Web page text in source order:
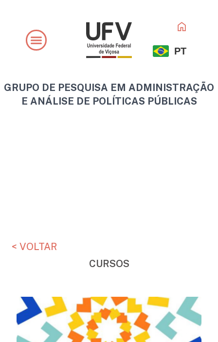
conteúdo
PT
GRUPO DE PESQUISA EM ADMINISTRAÇÃO
E ANÁLISE DE POLÍTICAS PÚBLICAS
< VOLTAR
CURSOS